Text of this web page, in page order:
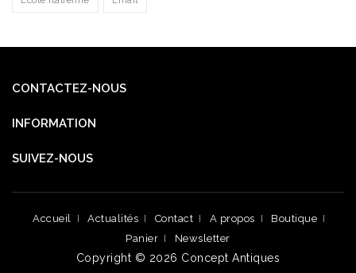
CONTACTEZ-NOUS
INFORMATION
SUIVEZ-NOUS
Accueil Actualités Contact A propos
Boutique
Panier
Newsletter
Copyright © 2026 Concept Antiques